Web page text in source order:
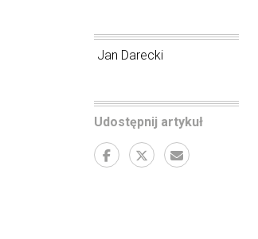
Jan Darecki
Udostępnij artykuł